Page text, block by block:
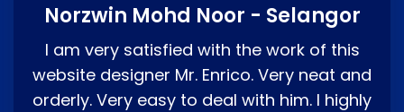
Norzwin Mohd Noor - Selangor
I am very satisfied with the work of this
website designer Mr. Enrico. Very neat and
orderly. Very easy to deal with him. I highly